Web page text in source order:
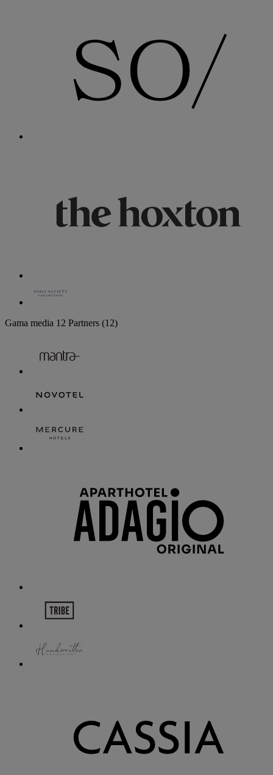
Gama media 12 Partners (12)